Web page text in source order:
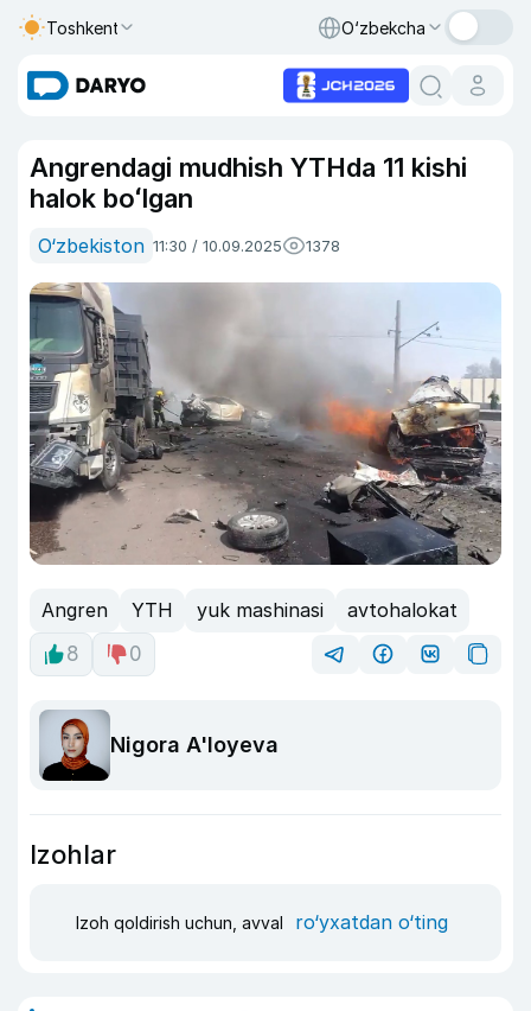
Toshkent O‘zbekcha
Angrendagi mudhish YTHda 11 kishi
halok boʻlgan
O‘zbekiston 11:30 / 10.09.2025 1378
Angren YTH yuk mashinasi
avtohalokat
8
0
Nigora A'loyeva
Izohlar
Izoh qoldirish uchun, avval ro‘yxatdan o‘ting